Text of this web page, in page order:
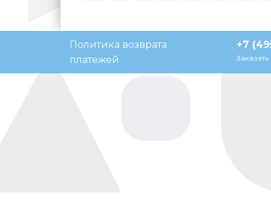
Политика возврата
платежей
+7
Напишите нам, мы в сети